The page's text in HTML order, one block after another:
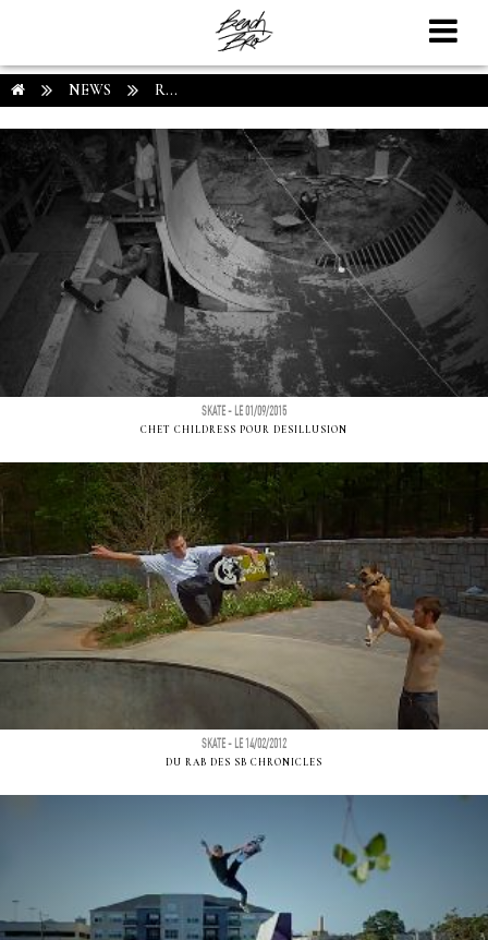
NEWS R...
SKATE - LE 01/09/2015
CHET CHILDRESS POUR DESILLUSION
SKATE - LE 14/02/2012
DU RAB DES SB CHRONICLES